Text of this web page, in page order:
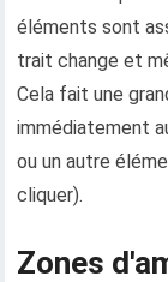
éléments sont
trait change et
Cela fait une
immédiatement
ou un autre
cliquer).
Zones